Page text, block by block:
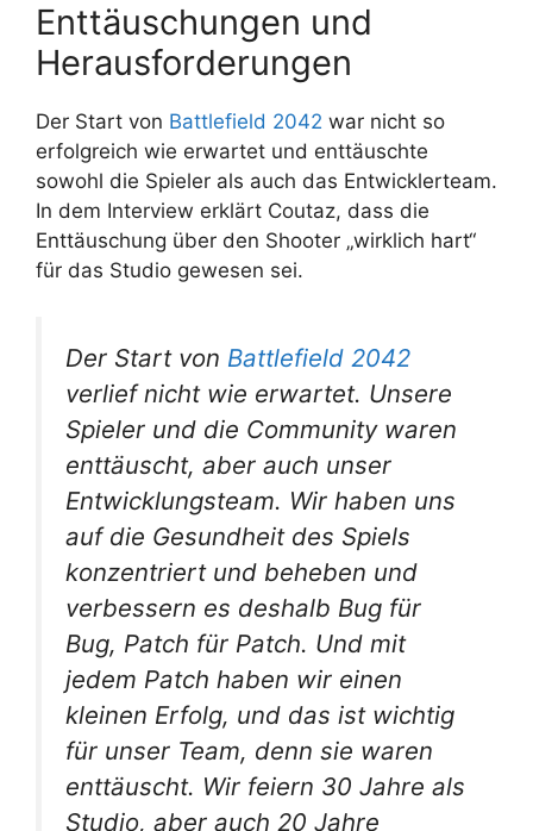
Enttäuschungen und
Herausforderungen
Der Start von Battlefield 2042 war nicht so
erfolgreich wie erwartet und enttäuschte
sowohl die Spieler als auch das Entwicklerteam.
In dem Interview erklärt Coutaz, dass die
Enttäuschung über den Shooter „wirklich hart“
für das Studio gewesen sei.
Der Start von Battlefield 2042
verlief nicht wie erwartet. Unsere
Spieler und die Community waren
enttäuscht, aber auch unser
Entwicklungsteam. Wir haben uns
auf die Gesundheit des Spiels
konzentriert und beheben und
verbessern es deshalb Bug für
Bug, Patch für Patch. Und mit
jedem Patch haben wir einen
kleinen Erfolg, und das ist wichtig
für unser Team, denn sie waren
enttäuscht. Wir feiern 30 Jahre als
Studio, aber auch 20 Jahre